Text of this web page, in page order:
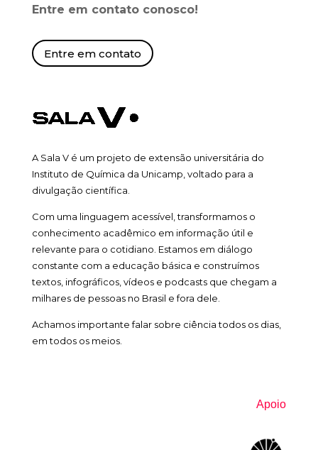
Entre em contato conosco!
Entre em contato
A Sala V é um projeto de extensão universitária do
Instituto de Química da Unicamp, voltado para a
divulgação científica.
Com uma linguagem acessível, transformamos o
conhecimento acadêmico em informação útil e
relevante para o cotidiano. Estamos em diálogo
constante com a educação básica e construímos
textos, infográficos, vídeos e podcasts que chegam a
milhares de pessoas no Brasil e fora dele.
Achamos importante falar sobre ciência todos os dias,
em todos os meios.
Apoio